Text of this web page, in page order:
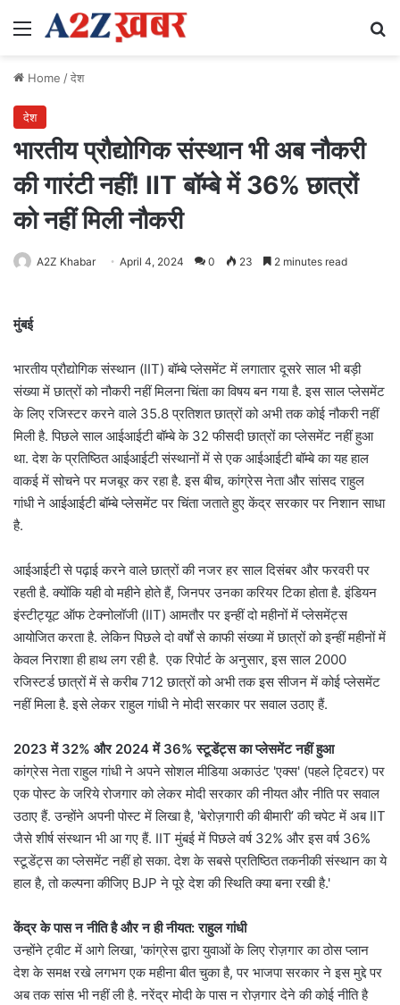
Menu
Home /देश
देश
भारतीय प्रौद्योगिक संस्थान भी अब नौकरी
की गारंटी नहीं! IIT बॉम्बे में 36% छात्रों
को नहीं मिली नौकरी
A2Z Khabar April 4, 2024 0 23 2 minutes read
मुंबई
भारतीय प्रौद्योगिक संस्थान (IIT) बॉम्बे प्लेसमेंट में लगातार दूसरे साल भी बड़ी
संख्या में छात्रों को नौकरी नहीं मिलना चिंता का विषय बन गया है. इस साल प्लेसमेंट
के लिए रजिस्टर करने वाले 35.8 प्रतिशत छात्रों को अभी तक कोई नौकरी नहीं
मिली है. पिछले साल आईआईटी बॉम्बे के 32 फीसदी छात्रों का प्लेसमेंट नहीं हुआ
था. देश के प्रतिष्ठित आईआईटी संस्थानों में से एक आईआईटी बॉम्बे का यह हाल
वाकई में सोचने पर मजबूर कर रहा है. इस बीच, कांग्रेस नेता और सांसद राहुल
गांधी ने आईआईटी बॉम्बे प्लेसमेंट पर चिंता जताते हुए केंद्र सरकार पर निशान साधा
है.
आईआईटी से पढ़ाई करने वाले छात्रों की नजर हर साल दिसंबर और फरवरी पर
रहती है. क्योंकि यही वो महीने होते हैं, जिनपर उनका करियर टिका होता है. इंडियन
इंस्टीट्यूट ऑफ टेक्नोलॉजी (IIT) आमतौर पर इन्हीं दो महीनों में प्लेसमेंट्स
आयोजित करता है. लेकिन पिछले दो वर्षों से काफी संख्या में छात्रों को इन्हीं महीनों में
केवल निराशा ही हाथ लग रही है. एक रिपोर्ट के अनुसार, इस साल 2000
रजिस्टर्ड छात्रों में से करीब 712 छात्रों को अभी तक इस सीजन में कोई प्लेसमेंट
नहीं मिला है. इसे लेकर राहुल गांधी ने मोदी सरकार पर सवाल उठाए हैं.
2023 में 32% और 2024 में 36% स्टूडेंट्स का प्लेसमेंट नहीं हुआ
कांग्रेस नेता राहुल गांधी ने अपने सोशल मीडिया अकाउंट 'एक्स' (पहले ट्विटर) पर
एक पोस्ट के जरिये रोजगार को लेकर मोदी सरकार की नीयत और नीति पर सवाल
उठाए हैं. उन्होंने अपनी पोस्ट में लिखा है, 'बेरोज़गारी की बीमारी’ की चपेट में अब IIT
जैसे शीर्ष संस्थान भी आ गए हैं. IIT मुंबई में पिछले वर्ष 32% और इस वर्ष 36%
स्टूडेंट्स का प्लेसमेंट नहीं हो सका. देश के सबसे प्रतिष्ठित तकनीकी संस्थान का ये
हाल है, तो कल्पना कीजिए BJP ने पूरे देश की स्थिति क्या बना रखी है.'
केंद्र के पास न नीति है और न ही नीयत: राहुल गांधी
उन्होंने ट्वीट में आगे लिखा, 'कांग्रेस द्वारा युवाओं के लिए रोज़गार का ठोस प्लान
देश के समक्ष रखे लगभग एक महीना बीत चुका है, पर भाजपा सरकार ने इस मुद्दे पर
अब तक सांस भी नहीं ली है. नरेंद्र मोदी के पास न रोज़गार देने की कोई नीति है